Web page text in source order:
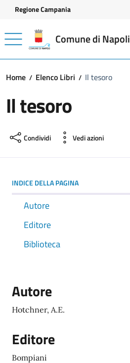
Vai ai contenuti
Vai al footer
Regione Campania
Comune di Napoli
Home Elenco Libri Il tesoro
Il tesoro
Condividi Vedi azioni
INDICE DELLA PAGINA
Autore
Editore
Biblioteca
Autore
Hotchner, A.E.
Editore
Bompiani